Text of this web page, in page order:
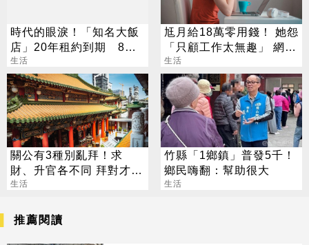
時代的眼淚！「知名大飯
店」20年租約到期 8／1
熄燈
生活
尪月給18萬零用錢！ 她怨
「只顧工作太無趣」 網傻
眼：真不知足
生活
關公有3種別亂拜！求
財、升官各不同 拜對才能
大加分
生活
竹縣「1鄉鎮」普發5千！
鄉民嗨翻：幫助很大
生活
推薦閱讀